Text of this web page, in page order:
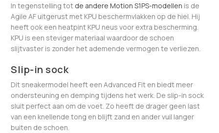
In tegenstelling tot de andere Motion S1PS-modellen is de
Agile AF uitgerust met KPU beschermvlakken op de hiel. Hij
heeft ook een heatpint KPU neus voor extra bescherming.
KPU is een steviger materiaal waardoor de schoen
slijtvaster is zonder het ademende vermogen te verliezen.
Slip-in sock
Dit sneakermodel heeft een Advanced Fit en biedt meer
ondersteuning en demping tijdens het werk. De slip-in sock
sluit perfect aan om de voet. Zo heeft de drager geen last
van een knellende tong en blijft zand en ander vuil langer
buiten de schoen.